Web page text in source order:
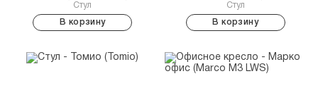
Стул
В корзину
Стул
В корзину